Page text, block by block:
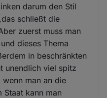
darum den Stil
schließt die
zuerst muss man
dieses Thema
in beschränkten
unendlich viel spitz
man an die
Staat kann man